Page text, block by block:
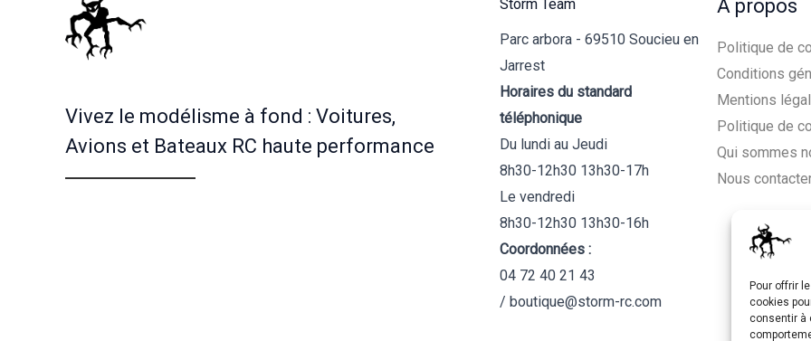
Pour offrir
cookies
consentir à
Vivez le modélisme à fond : Voitures,
Avions et Bateaux RC haute performance
Storm Team
Parc arbora - 69510 Soucieu en
Jarrest
Horaires du standard
téléphonique
Du lundi au Jeudi
8h30-12h30 13h30-17h
Le vendredi
8h30-12h30 13h30-16h
Coordonnées :
04 72 40 21 43
/ boutique@storm-rc.com
A propos
Politique de
Conditions
Mentions
Politique de
Qui sommes
Nous